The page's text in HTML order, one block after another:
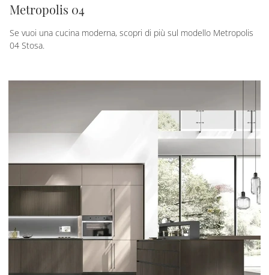
Metropolis 04
Se vuoi una cucina moderna, scopri di più sul modello Metropolis
04 Stosa.